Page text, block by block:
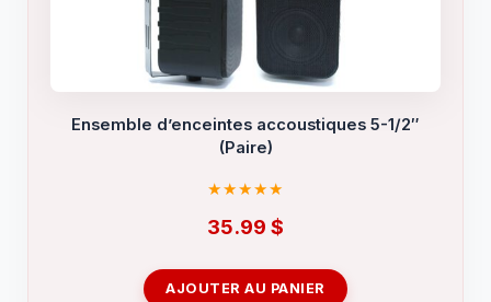
Ensemble d’enceintes accoustiques 5-1/2″
(Paire)
35.99 $
AJOUTER AU PANIER